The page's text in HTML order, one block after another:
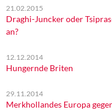
21.02.2015
Draghi-Juncker oder
an?
12.12.2014
Hungernde Briten
29.11.2014
Merkhollandes Europa